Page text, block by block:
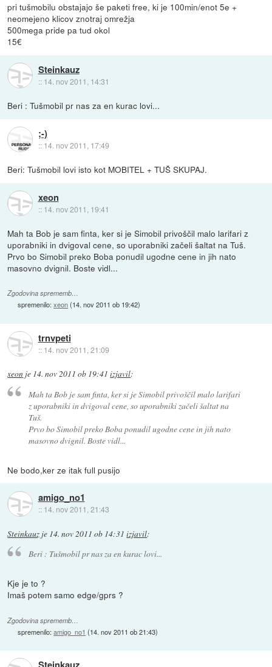
pri tušmobilu obstajajo še paketi free, ki je 100min/enot 5e +
neomejeno klicov znotraj omrežja
500mega pride pa tud okol
15€
Steinkauz
:: 14. nov 2011, 14:31
Beri : Tušmobil pr nas za en kurac lovi...
;-)
:: 14. nov 2011, 17:49
Beri: Tušmobil lovi isto kot MOBITEL + TUŠ SKUPAJ.
xeon
:: 14. nov 2011, 19:41
Mah ta Bob je sam finta, ker si je Simobil privoščil malo larifari z
uporabniki in dvigoval cene, so uporabniki začeli šaltat na Tuš.
Prvo bo Simobil preko Boba ponudil ugodne cene in jih nato
masovno dvignil. Boste vidl...
Zgodovina sprememb…
spremenilo:xeon(14. nov 2011 ob 19:42)
trnvpeti
:: 14. nov 2011, 21:09
xeon je 14. nov 2011 ob 19:41 izjavil:
Mah ta Bob je sam finta, ker si je Simobil privoščil malo larifari
z uporabniki in dvigoval cene, so uporabniki začeli šaltat na
Tuš.
Prvo bo Simobil preko Boba ponudil ugodne cene in jih nato
masovno dvignil. Boste vidl...
Ne bodo,ker ze itak full pusijo
amigo_no1
:: 14. nov 2011, 21:43
Steinkauz je 14. nov 2011 ob 14:31 izjavil:
Beri : Tušmobil pr nas za en kurac lovi...
Kje je to ?
Imaš potem samo edge/gprs ?
Zgodovina sprememb…
spremenilo:amigo_no1 (14. nov 2011 ob 21:43)